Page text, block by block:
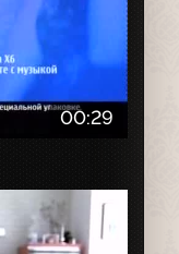
00:29